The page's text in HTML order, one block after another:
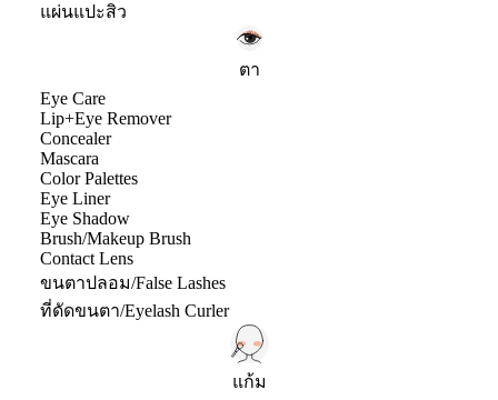
แผ่นแปะสิว
ตา
Eye Care
Lip+Eye Remover
Concealer
Mascara
Color Palettes
Eye Liner
Eye Shadow
Brush/Makeup Brush
Contact Lens
ขนตาปลอม/False Lashes
ที่ดัดขนตา/Eyelash Curler
แก้ม